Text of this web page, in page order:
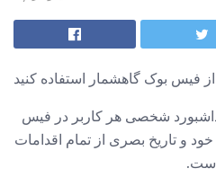
از فیس بوک گاهشمار استفاده کنید
شخصی هر کاربر در فیس
و تاریخ بصری از تمام اقدامات
است.